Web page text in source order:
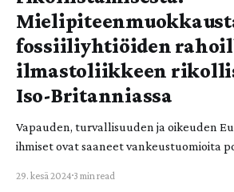
fossiiliyhtiöiden
ilmastoliikkeen
Iso-Britanniassa
Vapauden, turvallisuuden ja oikeuden
ihmiset ovat saaneet vankeustuomioita
29. kesä 2024 3 min read